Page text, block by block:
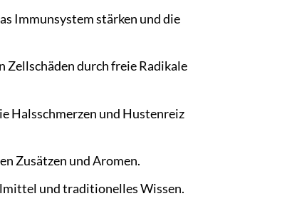
Immunsystem stärken und die
Zellschäden durch freie Radikale
Halsschmerzen und Hustenreiz
Zusätzen und Aromen.
und traditionelles Wissen.